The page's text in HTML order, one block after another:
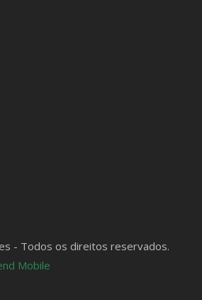
- Todos os direitos reservados.
Mobile